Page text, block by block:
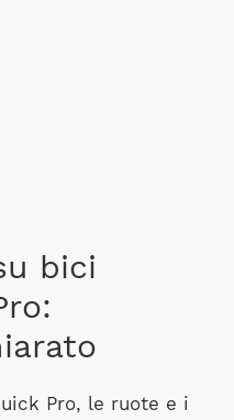
bici
Pro, le ruote e i